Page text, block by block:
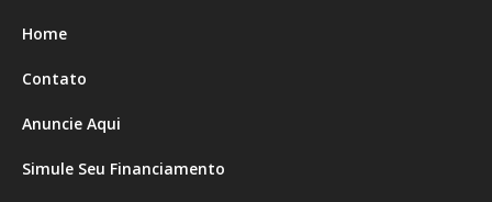
Home
Contato
Anuncie Aqui
Simule Seu Financiamento